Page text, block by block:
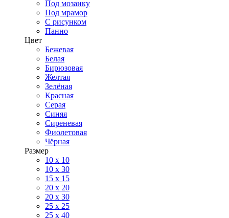
Под мозаику
Под мрамор
С рисунком
Панно
Цвет
Бежевая
Белая
Бирюзовая
Желтая
Зелёная
Красная
Серая
Синяя
Сиреневая
Фиолетовая
Чёрная
Размер
10 х 10
10 x 30
15 x 15
20 х 20
20 x 30
25 x 25
25 x 40